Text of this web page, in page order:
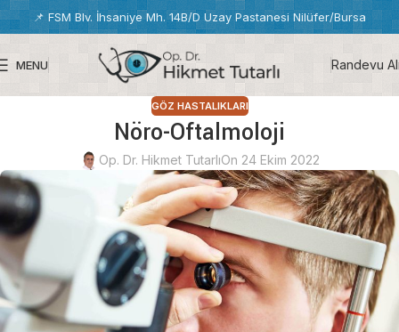
📌 FSM Blv. İhsaniye Mh. 14B/D Uzay Pastanesi Nilüfer/Bursa
MENU Randevu
GÖZ HASTALIKLARI
Nöro-Oftalmoloji
Op. Dr. Hikmet TutarlıOn 24 Ekim 2022